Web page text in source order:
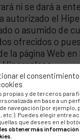
el consentimiento
propias y de terceros para
en base a un
navegación (por ejemplo,
Puedes elegir entre
que desees en el
obtener más información
ni se dará a
autorizado el
o asumido de
ofrecidos o
la página Web en
en la que se
podrá
necesario para
el